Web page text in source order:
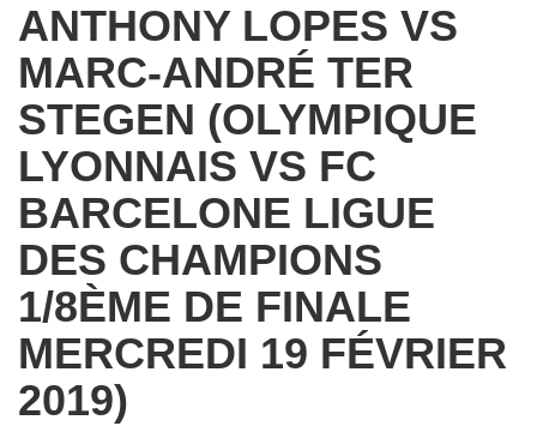
ANTHONY LOPES VS
MARC-ANDRÉ TER
STEGEN (OLYMPIQUE
LYONNAIS VS FC
BARCELONE LIGUE
DES CHAMPIONS
1/8ÈME DE FINALE
MERCREDI 19 FÉVRIER
2019)